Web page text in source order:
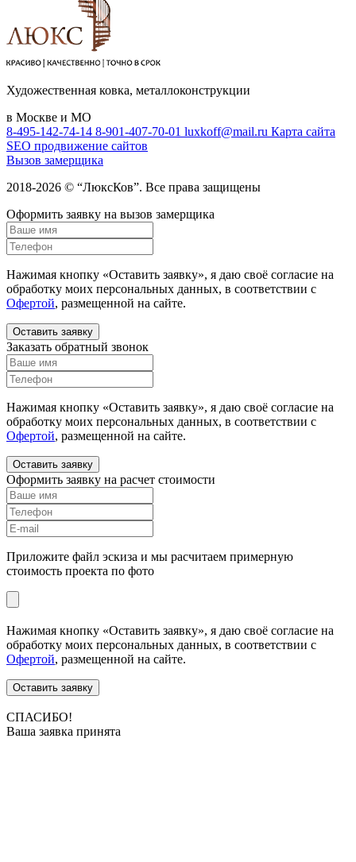
Художественная ковка, металлоконструкции
в Москве и МО
8-495-142-74-14 8-901-407-70-01 luxkoff@mail.ru Карта сайта
SEO продвижение сайтов
Вызов замерщика
2018-2026 © “ЛюксКов”. Все права защищены
Оформить заявку на вызов замерщика
Нажимая кнопку «Оставить заявку», я даю своё согласие на
обработку моих персональных данных, в соответствии с
Офертой, размещенной на сайте.
Оставить заявку
Заказать обратный звонок
Нажимая кнопку «Оставить заявку», я даю своё согласие на
обработку моих персональных данных, в соответствии с
Офертой, размещенной на сайте.
Оставить заявку
Оформить заявку на расчет стоимости
Приложите файл эскиза и мы расчитаем примерную
стоимость проекта по фото
Нажимая кнопку «Оставить заявку», я даю своё согласие на
обработку моих персональных данных, в соответствии с
Офертой, размещенной на сайте.
Оставить заявку
СПАСИБО!
Ваша заявка принята